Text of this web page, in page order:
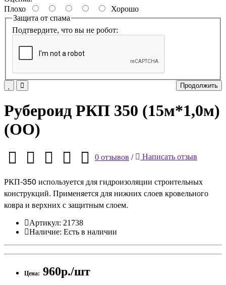
Плохо
Хорошо
Защита от спама
Подтвердите, что вы не робот:
Продолжить
Рубероид РКП 350 (15м*1,0м)
(ОО)
0 отзывов / Написать отзыв
РКП-350 используется для гидроизоляции строительных
конструкций. Применяется для нижних слоев кровельного
ковра и верхних с защитным слоем.
Артикул: 21738
Наличие: Есть в наличии
Цена: 960р./шт